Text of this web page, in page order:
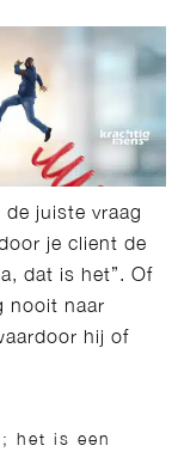
juiste vraag
je client de
dat is het”. Of
nooit naar
hij of
het is een